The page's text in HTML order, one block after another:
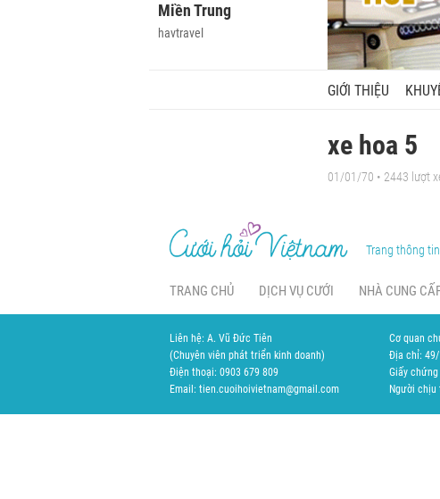
Miền Trung
havtravel
GIỚI THIỆU
xe hoa 5
01/01/70 • 2443 lượt
Trang thông
TRANG CHỦ DỊCH VỤ CƯỚI NHÀ CUNG
Liên hệ: A. Vũ Đức Tiên
(Chuyên viên phát triển kinh doanh)
Điện thoại: 0903 679 809
Email: tien.cuoihoivietnam@gmail.com
Cơ quan
Địa chỉ: 49/
Giấy
Người chịu